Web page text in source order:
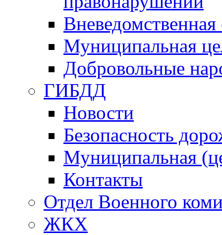
Вневедомственная
Муниципальная
Добровольные
ГИБДД
Новости
Безопасность
Муниципальная
Контакты
Отдел Военного
ЖКХ